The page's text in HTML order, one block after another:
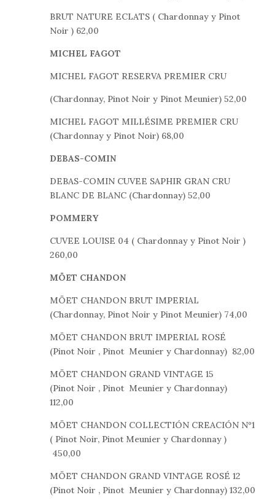
BRUT NATURE ECLATS ( Chardonnay y Pinot
Noir ) 62,00
MICHEL FAGOT
MICHEL FAGOT RESERVA PREMIER CRU
(Chardonnay, Pinot Noir y Pinot Meunier) 52,00
MICHEL FAGOT MILLÉSIME PREMIER CRU
(Chardonnay y Pinot Noir) 68,00
DEBAS-COMIN
DEBAS-COMIN CUVEE SAPHIR GRAN CRU
BLANC DE BLANC (Chardonnay) 52,00
POMMERY
CUVEE LOUISE 04 ( Chardonnay y Pinot Noir )
260,00
MÖET CHANDON
MÖET CHANDON BRUT IMPERIAL
(Chardonnay, Pinot Noir y Pinot Meunier) 74,00
MÖET CHANDON BRUT IMPERIAL ROSÉ
(Pinot Noir , Pinot Meunier y Chardonnay) 82,00
MÖET CHANDON GRAND VINTAGE 15
(Pinot Noir , Pinot Meunier y Chardonnay)
112,00
MÖET CHANDON COLLECTIÓN CREACIÓN Nº1
( Pinot Noir, Pinot Meunier y Chardonnay )
450,00
MÖET CHANDON GRAND VINTAGE ROSÉ 12
(Pinot Noir , Pinot Meunier y Chardonnay) 132,00